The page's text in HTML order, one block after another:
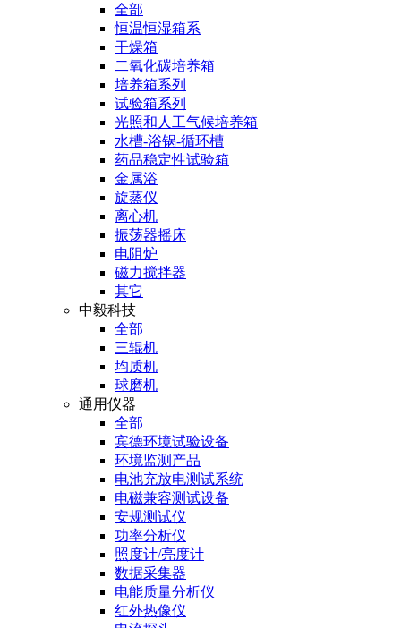
全部
恒温恒湿箱系
干燥箱
二氧化碳培养箱
培养箱系列
试验箱系列
光照和人工气候培养箱
水槽-浴锅-循环槽
药品稳定性试验箱
金属浴
旋蒸仪
离心机
振荡器摇床
电阻炉
磁力搅拌器
其它
中毅科技
全部
三辊机
均质机
球磨机
通用仪器
全部
宾德环境试验设备
环境监测产品
电池充放电测试系统
电磁兼容测试设备
安规测试仪
功率分析仪
照度计/亮度计
数据采集器
电能质量分析仪
红外热像仪